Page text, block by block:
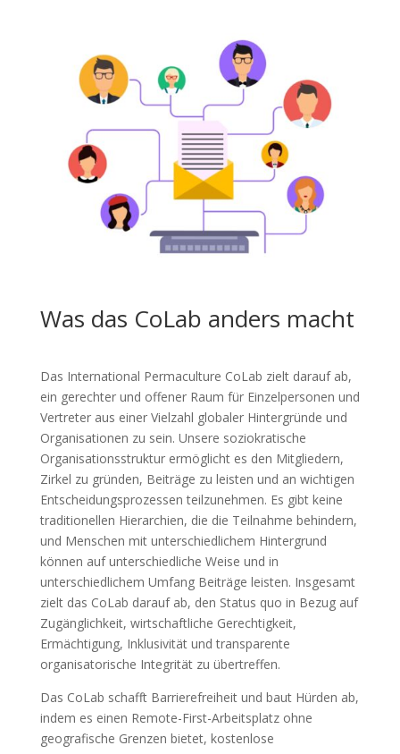
Was das CoLab anders macht
Das International Permaculture CoLab zielt darauf ab,
ein gerechter und offener Raum für Einzelpersonen und
Vertreter aus einer Vielzahl globaler Hintergründe und
Organisationen zu sein. Unsere soziokratische
Organisationsstruktur ermöglicht es den Mitgliedern,
Zirkel zu gründen, Beiträge zu leisten und an wichtigen
Entscheidungsprozessen teilzunehmen. Es gibt keine
traditionellen Hierarchien, die die Teilnahme behindern,
und Menschen mit unterschiedlichem Hintergrund
können auf unterschiedliche Weise und in
unterschiedlichem Umfang Beiträge leisten. Insgesamt
zielt das CoLab darauf ab, den Status quo in Bezug auf
Zugänglichkeit, wirtschaftliche Gerechtigkeit,
Ermächtigung, Inklusivität und transparente
organisatorische Integrität zu übertreffen.
Das CoLab schafft Barrierefreiheit und baut Hürden ab,
indem es einen Remote-First-Arbeitsplatz ohne
geografische Grenzen bietet, kostenlose